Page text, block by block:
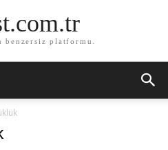
benzersiz platformu.